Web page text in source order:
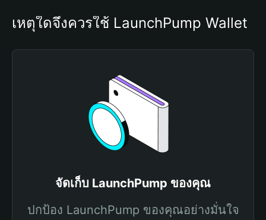
เหตุใดจึงควรใช้ LaunchPump Wallet
จัดเก็บ LaunchPump ของคุณ
ปกป้อง LaunchPump ของคุณอย่างมั่นใจ